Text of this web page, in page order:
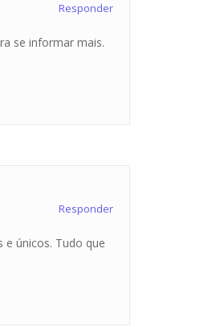
Responder
se informar mais.
Responder
e únicos. Tudo que